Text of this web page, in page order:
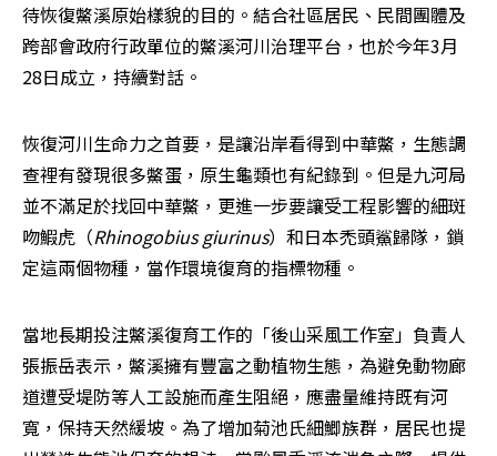
待恢復鱉溪原始樣貌的目的。結合社區居民、民間團體及
跨部會政府行政單位的鱉溪河川治理平台，也於今年3月
28日成立，持續對話。
恢復河川生命力之首要，是讓沿岸看得到中華鱉，生態調
查裡有發現很多鱉蛋，原生龜類也有紀錄到。但是九河局
並不滿足於找回中華鱉，更進一步要讓受工程影響的細斑
吻鰕虎（Rhinogobius giurinus）和日本禿頭鯊歸隊，鎖
定這兩個物種，當作環境復育的指標物種。
當地長期投注鱉溪復育工作的「後山采風工作室」負責人
張振岳表示，鱉溪擁有豐富之動植物生態，為避免動物廊
道遭受堤防等人工設施而產生阻絕，應盡量維持既有河
寬，保持天然緩坡。為了增加菊池氏細鯽族群，居民也提